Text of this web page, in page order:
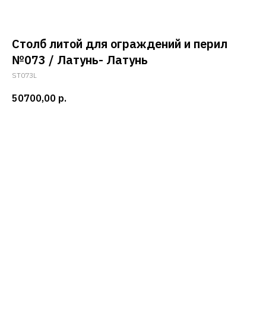
Столб литой для ограждений и перил
№073 / Латунь- Латунь
ST073L
50700,00 р.